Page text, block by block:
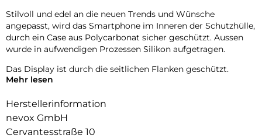
Stilvoll und edel an die neuen Trends und Wünsche
angepasst, wird das Smartphone im Inneren der Schutzhülle,
durch ein Case aus Polycarbonat sicher geschützt. Aussen
wurde in aufwendigen Prozessen Silikon aufgetragen.
Das Display ist durch die seitlichen Flanken geschützt.
verwendet, dadurch wird ein zerkratzen des Smartphones
verhindert.
Die Anschlüsse, Knöpfe und Kamera bleiben voll zugänglich.
Mehr lesen
Herstellerinformation
nevox GmbH
Cervantesstraße 10